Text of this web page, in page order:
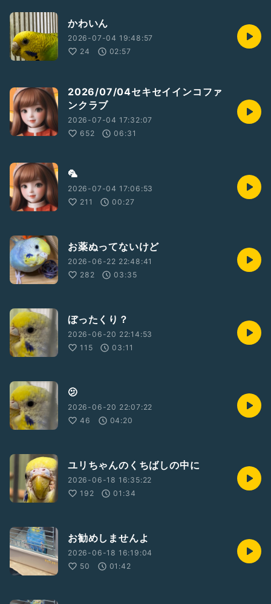
かわいん
2026-07-04 19:48:57
24
02:57
2026/07/04セキセイインコファ
ンクラブ
2026-07-04 17:32:07
652
06:31
🦜
2026-07-04 17:06:53
211
00:27
お薬ぬってないけど
2026-06-22 22:48:41
282
03:35
ぼったくり？
2026-06-20 22:14:53
115
03:11
🫤
2026-06-20 22:07:22
46
04:20
ユリちゃんのくちばしの中に
2026-06-18 16:35:22
192
01:34
お勧めしませんよ
2026-06-18 16:19:04
50
01:42